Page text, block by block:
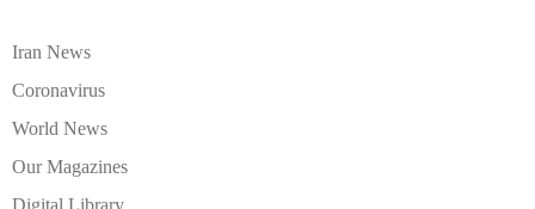
Iran News
Coronavirus
World News
Our Magazines
Digital Library